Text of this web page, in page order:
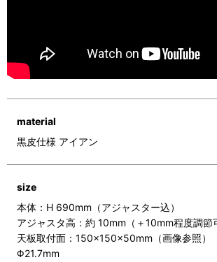
material
黒皮仕様 アイアン
size
本体：H 690mm（アジャスター込）
アジャスタ高：約 10mm（＋10mm程度調節
天板取付面：150×150×50mm（画像参照）
Φ21.7mm